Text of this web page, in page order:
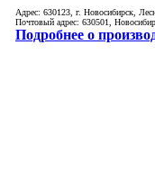
Адрес: 630123, г. Новосибирск,
Почтовый адрес: 630501,
Подробнее о